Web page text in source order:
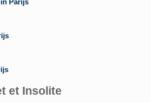
Parijs
et Insolite